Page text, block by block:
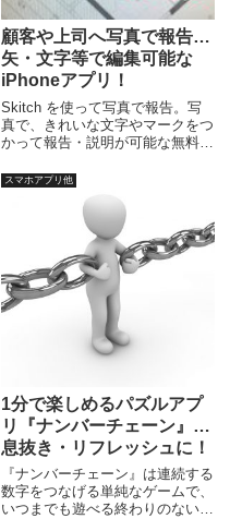
顧客や上司へ写真で報告…
矢・文字等で編集可能な
iPhoneアプリ！
Skitch を使って写真で報告。写
真で、きれいな文字やマークをつ
かって報告・説明が可能な無料ア
間が必要ですが、綺麗に仕上がり
ョンを使わなくても十分役立つで
スマホアプリ他
1分で楽しめるパズルアプ
リ『ナンバーチェーン』…
息抜き・リフレッシュに！
『ナンバーチェーン』は連続する
数字をつなげる単純なゲームで、
いつまでも遊べる終わりのない無